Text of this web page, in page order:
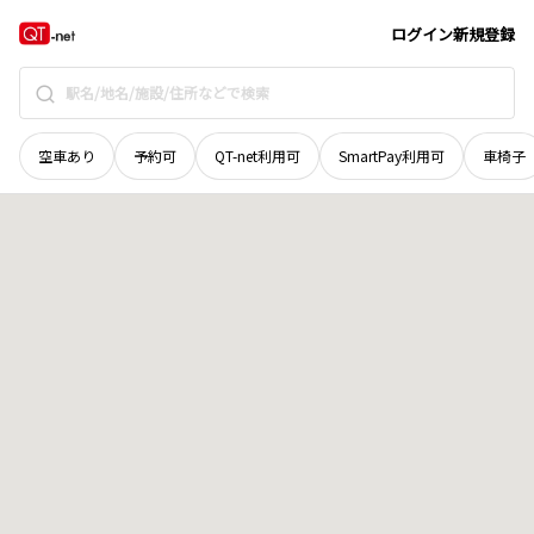
ログイン新規登録
空車あり 予約可 QT-net利用可 SmartPay利用可 車椅子
広島県